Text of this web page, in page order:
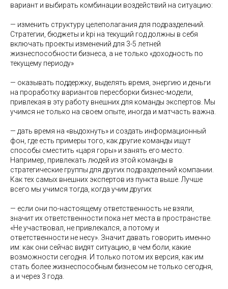
вариант и выбирать комбинации воздействий на ситуацию:
— изменить структуру целеполагания для подразделений.
Стратегии, бюджеты и kpi на текущий год должны в себя
включать проекты изменений для 3-5 летней
жизнеспособности бизнеса, а не только «доходность по
текущему периоду»
— оказывать поддержку, выделять время, энергию и деньги
на проработку вариантов пересборки бизнес-модели,
привлекая в эту работу внешних для команды экспертов. Мы
учимся не только на своем опыте, иногда и матчасть важна.
— дать время на «выдохнуть» и создать информационный
фон, где есть примеры того, как другие команды ищут
способы сместить «царя горы» и занять его место.
Например, привлекать людей из этой команды в
стратегические группы для других подразделений компании.
Как тех самых внешних экспертов из пункта выше. Лучше
всего мы учимся тогда, когда учим других
— если они по-настоящему ответственность не взяли,
значит их ответственности пока нет места в пространстве.
«Не участвовал, не привлекался, а потому и
ответственности не несу». Значит давать говорить именно
им: как они сейчас видят ситуацию, в чем боли, какие
возможности сегодня. И только потом их версия, как им
стать более жизнеспособным бизнесом не только сегодня,
а и через 3 года.